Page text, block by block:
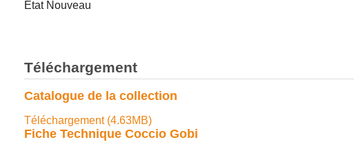
État Nouveau
Téléchargement
Catalogue de la collection
Téléchargement (4.63MB)
Fiche Technique Coccio Gobi